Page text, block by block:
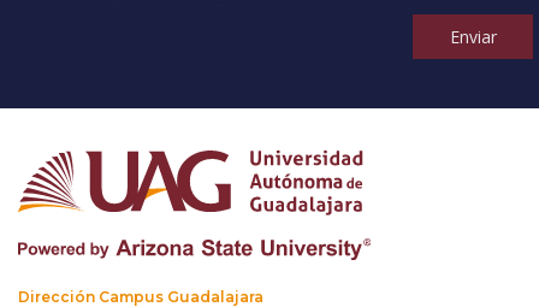
Enviar
Dirección Campus Guadalajara